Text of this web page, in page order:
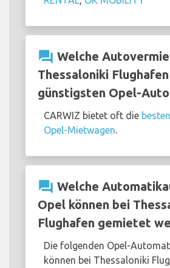
question_answer Welche
Thessaloniki
günstigsten Opel-
CARWIZ bietet oft die
Opel-Mietwagen
question_answer Welche
Opel können bei
Flughafen gemietet
Die folgenden Opel-
können bei Thessaloniki